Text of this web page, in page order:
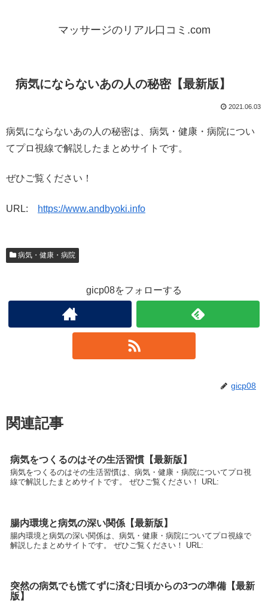
マッサージのリアル口コミ.com
病気にならないあの人の秘密【最新版】
2021.06.03
病気にならないあの人の秘密は、病気・健康・病院につい
てプロ視線で解説したまとめサイトです。
ぜひご覧ください！
URL: https://www.andbyoki.info
病気・健康・病院
gicp08をフォローする
gicp08
関連記事
病気をつくるのはその生活習慣【最新版】
病気をつくるのはその生活習慣は、病気・健康・病院についてプロ視
線で解説したまとめサイトです。 ぜひご覧ください！ URL:
腸内環境と病気の深い関係【最新版】
腸内環境と病気の深い関係は、病気・健康・病院についてプロ視線で
解説したまとめサイトです。 ぜひご覧ください！ URL:
突然の病気でも慌てずに済む日頃からの3つの準備【最新
版】